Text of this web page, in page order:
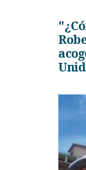
"¿Cómo rayos alguien que no encaja como "refugiado", como